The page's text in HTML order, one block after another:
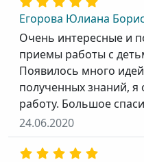
Егорова Юлиана
Очень интересные и
приемы работы с
Появилось много
полученных знаний, я
работу. Большое
24.06.2020